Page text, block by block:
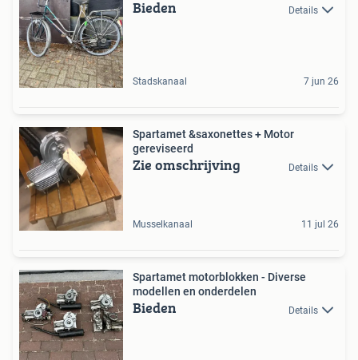
Bieden Details
Stadskanaal 7 jun 26
Spartamet &saxonettes + Motor
gereviseerd
Zie omschrijving Details
Musselkanaal 11 jul 26
Spartamet motorblokken - Diverse
modellen en onderdelen
Bieden Details